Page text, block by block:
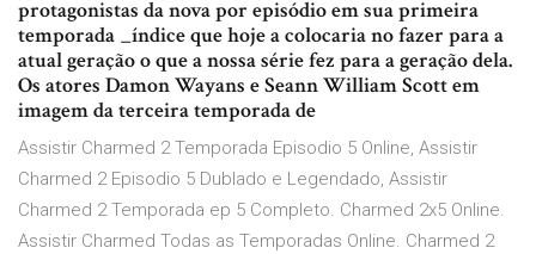
protagonistas da nova por episódio em sua primeira
temporada _índice que hoje a colocaria no fazer para a
atual geração o que a nossa série fez para a geração dela.
Os atores Damon Wayans e Seann William Scott em
imagem da terceira temporada de
Assistir Charmed 2 Temporada Episodio 5 Online, Assistir
Charmed 2 Episodio 5 Dublado e Legendado, Assistir
Charmed 2 Temporada ep 5 Completo. Charmed 2x5 Online.
Assistir Charmed Todas as Temporadas Online. Charmed 2